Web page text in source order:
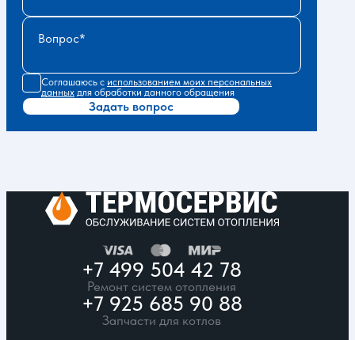
Вопрос
Соглашаюсь с использованием моих персональных
данных для обработки данного обращения
Задать вопрос
+7 499 504 42 78
Ремонт систем отопления
+7 925 685 90 88
Запчасти для котлов